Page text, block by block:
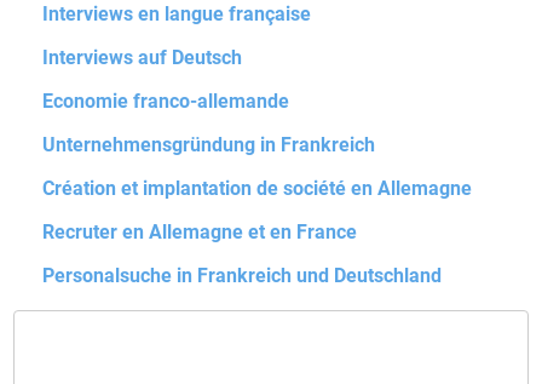
Interviews en langue française
Interviews auf Deutsch
Economie franco-allemande
Unternehmensgründung in Frankreich
Création et implantation de société en Allemagne
Recruter en Allemagne et en France
Personalsuche in Frankreich und Deutschland